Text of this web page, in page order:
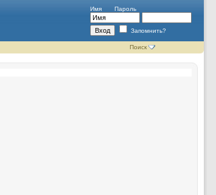
Имя Пароль
Запомнить?
Поиск